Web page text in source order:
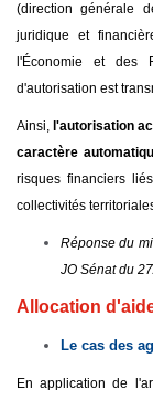
(direction générale
juridique et
l'Économie et des
d'autorisation est
Ainsi, l'autorisation
caractère
risques financiers
collectivités
Réponse du
JO Sénat du
Allocation
Le cas des
En application de